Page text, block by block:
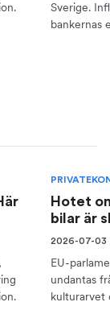
Sverige.
bankernas
Hotet
bilar är
2026-07-03
EU-
undantas
kulturarvet